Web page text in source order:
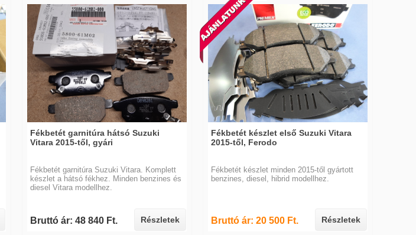
Fékbetét garnitúra hátsó Suzuki
Vitara 2015-től, gyári
Fékbetét garnitúra Suzuki Vitara. Komplett
készlet a hátsó fékhez. Minden benzines és
diesel Vitara modellhez.
Bruttó ár: 48 840 Ft. Részletek
Fékbetét készlet első Suzuki Vitara
2015-től, Ferodo
Fékbetét készlet minden 2015-től gyártott
benzines, diesel, hibrid modellhez.
Bruttó ár: 20 500 Ft. Részletek